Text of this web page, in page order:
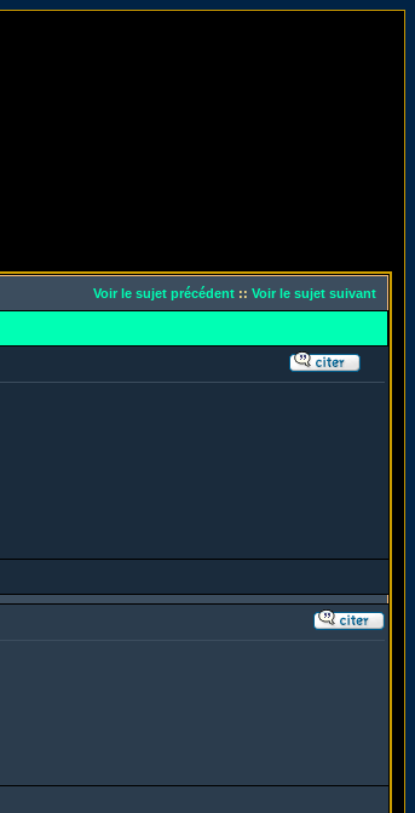
Voir le sujet précédent :: Voir le sujet suivant